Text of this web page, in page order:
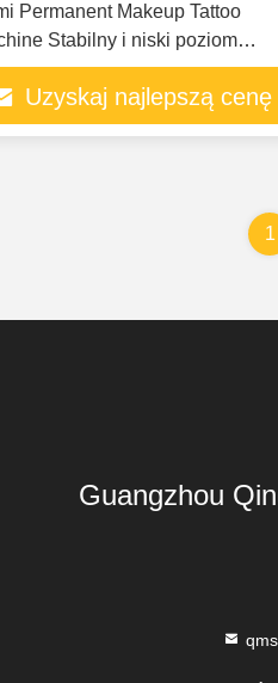
Permanent Makeup Tattoo
Stabilny i niski poziom
Uzyskaj najlepszą cenę
1
Guangzhou